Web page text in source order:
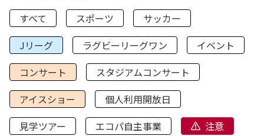
すべて スポーツ
サッカー
Jリーグ
ラグビーリーグワン
イベント
コンサート
スタジアムコンサート
アイスショー
個人利用開放日
見学ツアー
エコパ自主事業
注意